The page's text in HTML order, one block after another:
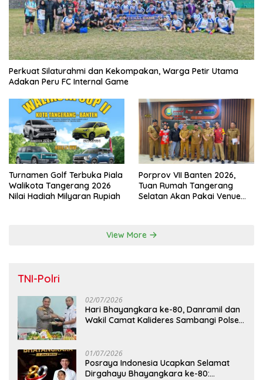
Perkuat Silaturahmi dan Kekompakan, Warga Petir Utama
Adakan Peru FC Internal Game
Turnamen Golf Terbuka Piala
Walikota Tangerang 2026
Nilai Hadiah Milyaran Rupiah
Porprov VII Banten 2026,
Tuan Rumah Tangerang
Selatan Akan Pakai Venue
View More
TNI-Polri
02/07/2026
Hari Bhayangkara ke-80, Danramil dan
Wakil Camat Kalideres Sambangi Polsek
01/07/2026
Posraya Indonesia Ucapkan Selamat
Dirgahayu Bhayangkara ke-80: